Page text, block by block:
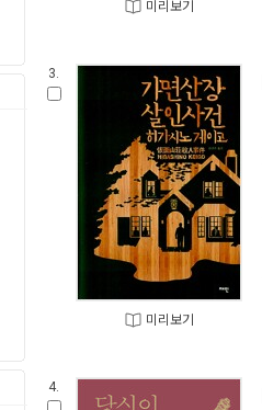
미리보기
3.
미리보기
4.